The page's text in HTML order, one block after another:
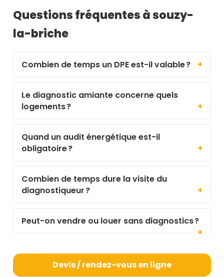
Questions fréquentes à souzy-
la-briche
Combien de temps un DPE est-il valable ?
Le diagnostic amiante concerne quels
logements ?
Quand un audit énergétique est-il
obligatoire ?
Combien de temps dure la visite du
diagnostiqueur ?
Peut-on vendre ou louer sans diagnostics ?
Devis / rendez-vous en ligne